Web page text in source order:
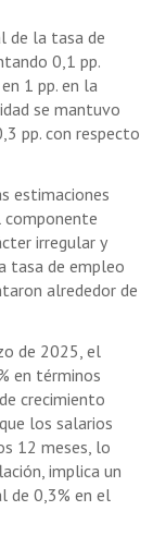
de la tasa de
0,1 pp.
1 pp. en la
se mantuvo
pp. con respecto
estimaciones
componente
irregular y
tasa de empleo
alrededor de
de 2025, el
en términos
crecimiento
los salarios
12 meses, lo
implica un
de 0,3% en el